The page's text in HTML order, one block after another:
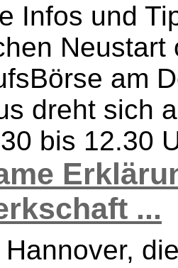
Infos und
am
dreht sich
bis 12.30
...